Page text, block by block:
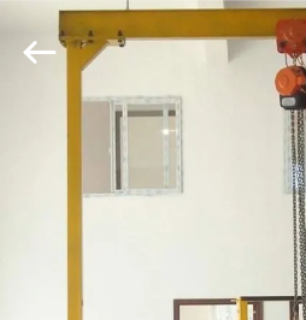
PRODUKTE
Ltd..